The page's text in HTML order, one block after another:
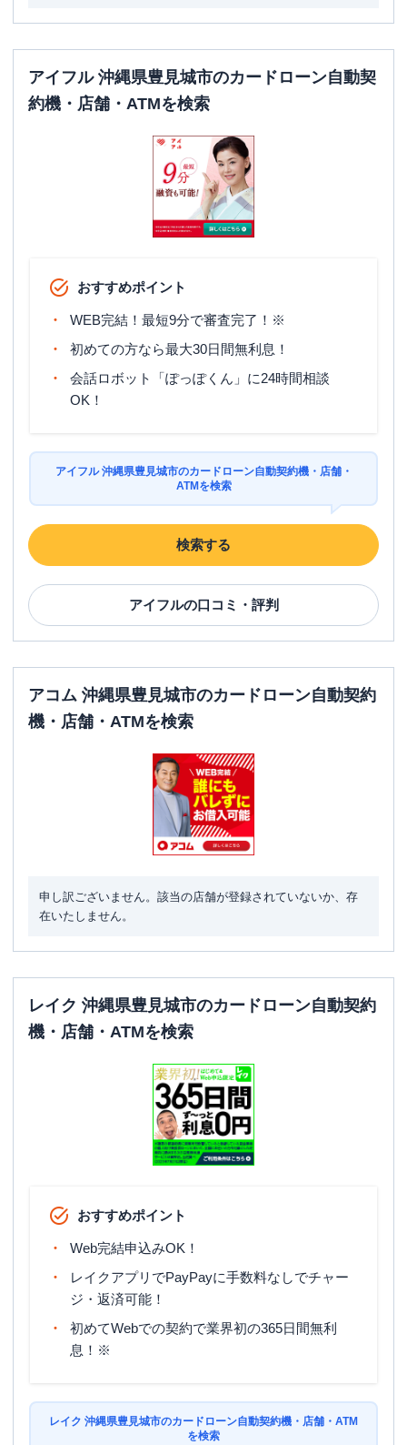
アイフル 沖縄県豊見城市のカードローン自動契
約機・店舗・ATMを検索
おすすめポイント
WEB完結！最短9分で審査完了！※
初めての方なら最大30日間無利息！
会話ロボット「ぽっぽくん」に24時間相談
OK！
アイフル 沖縄県豊見城市のカードローン自動契約機・店舗・
ATMを検索
検索する
アイフルの口コミ・評判
アコム 沖縄県豊見城市のカードローン自動契約
機・店舗・ATMを検索
申し訳ございません。該当の店舗が登録されていないか、存
在いたしません。
レイク 沖縄県豊見城市のカードローン自動契約
機・店舗・ATMを検索
おすすめポイント
Web完結申込みOK！
レイクアプリでPayPayに手数料なしでチャー
ジ・返済可能！
初めてWebでの契約で業界初の365日間無利
息！※
レイク 沖縄県豊見城市のカードローン自動契約機・店舗・ATM
を検索